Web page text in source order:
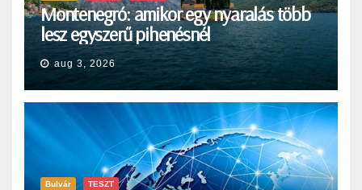
Montenegró: amikor egy nyaralás több
lesz egyszerű pihenésnél
aug 3, 2026
Bulvár TESZT